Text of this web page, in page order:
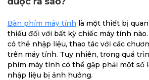
Bàn phím máy tính là một thiết bị
thiếu đối với bất kỳ chiếc máy tính
có thể nhập liệu, thao tác với các
trên máy tính. Tuy nhiên, trong quá
phím máy tính có thể gặp phải một số
nhập liệu bị ảnh hưởng.